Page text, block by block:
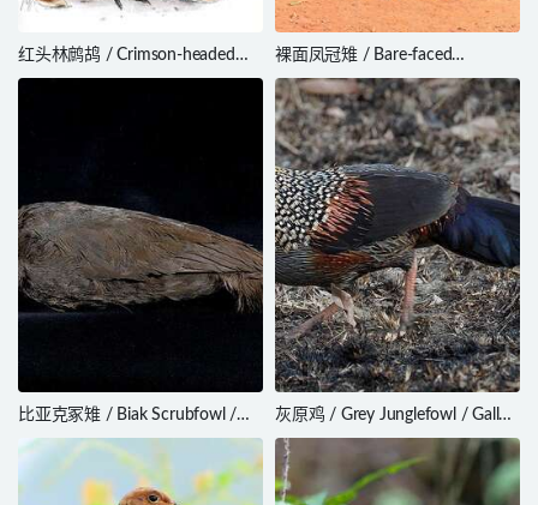
红头林鹧鸪 / Crimson-headed
Partridge / Haematortyx
裸面凤冠雉 / Bare-faced
Curassow / Crax fasciolata
比亚克冢雉 / Biak Scrubfowl /
Megapodius geelvinkianus
灰原鸡 / Grey Junglefowl / Gallus
sonneratii